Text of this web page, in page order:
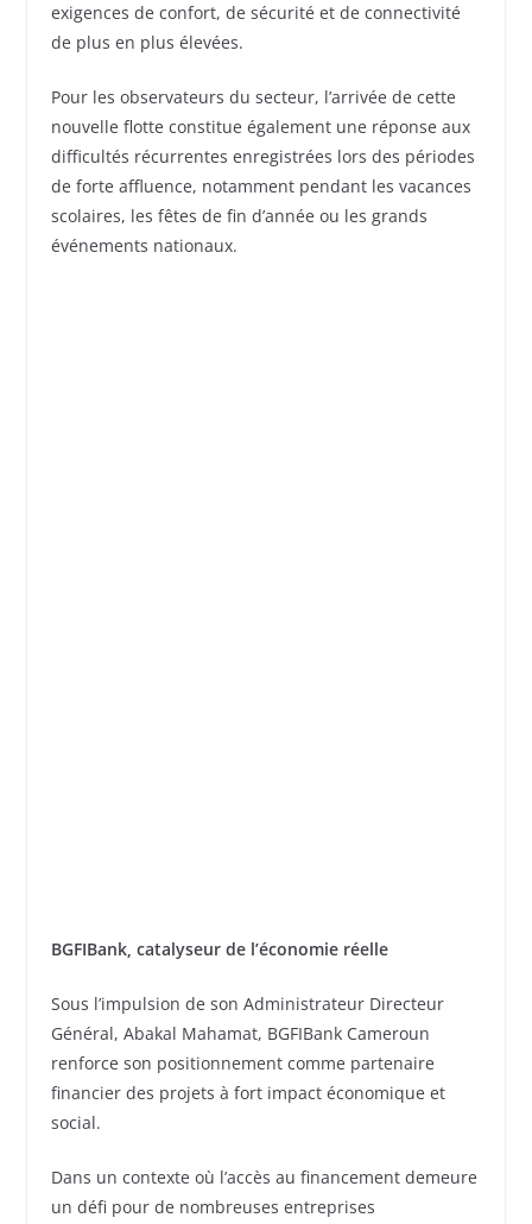
exigences de confort, de sécurité et de connectivité
de plus en plus élevées.
Pour les observateurs du secteur, l’arrivée de cette
nouvelle flotte constitue également une réponse aux
difficultés récurrentes enregistrées lors des périodes
de forte affluence, notamment pendant les vacances
scolaires, les fêtes de fin d’année ou les grands
événements nationaux.
BGFIBank, catalyseur de l’économie réelle
Sous l’impulsion de son Administrateur Directeur
Général, Abakal Mahamat, BGFIBank Cameroun
renforce son positionnement comme partenaire
financier des projets à fort impact économique et
social.
Dans un contexte où l’accès au financement demeure
un défi pour de nombreuses entreprises